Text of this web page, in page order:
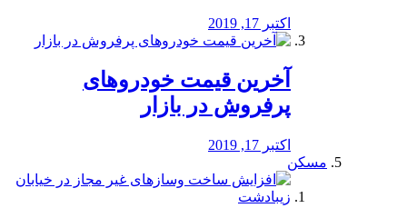
اکتبر 17, 2019
آخرین قیمت خودرو‌های
پرفروش در بازار
اکتبر 17, 2019
مسکن